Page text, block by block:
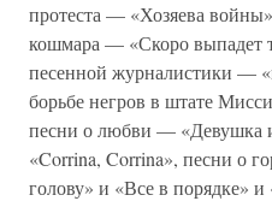
протеста — «Хозяева
кошмара — «Скоро выпадет
песенной журналистики —
борьбе негров в штате
песни о любви — «Девушка
«Corrina, Corrina», песни о
голову» и «Все в порядке»